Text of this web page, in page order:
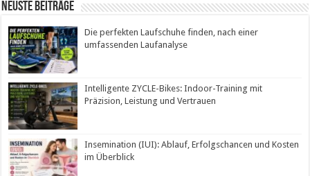
Neuste Beiträge
Die perfekten Laufschuhe finden, nach einer
umfassenden Laufanalyse
Intelligente ZYCLE-Bikes: Indoor-Training mit
Präzision, Leistung und Vertrauen
Insemination (IUI): Ablauf, Erfolgschancen und Kosten
im Überblick